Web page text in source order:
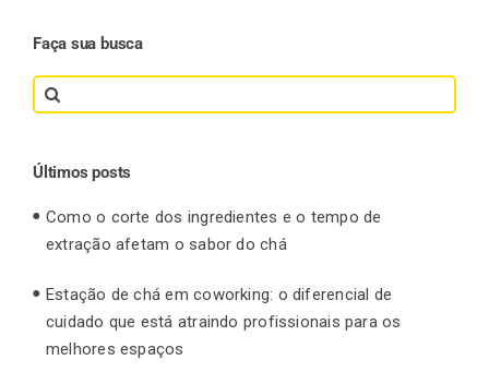
Faça sua busca
Search
for:
Últimos posts
Como o corte dos ingredientes e o tempo de
extração afetam o sabor do chá
Estação de chá em coworking: o diferencial de
cuidado que está atraindo profissionais para os
melhores espaços